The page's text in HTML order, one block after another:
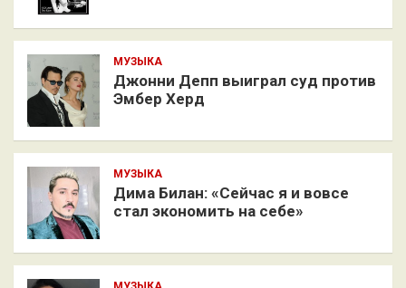
МУЗЫКА
Джонни Депп выиграл суд против
Эмбер Херд
МУЗЫКА
Дима Билан: «Сейчас я и вовсе
стал экономить на себе»